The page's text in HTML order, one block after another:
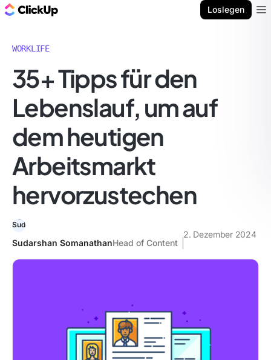
Loslegen
WORKLIFE
35+ Tipps für den
Lebenslauf, um auf
dem heutigen
Arbeitsmarkt
hervorzustechen
Sudarshan SomanathanHead of Content
2. Dezember 2024